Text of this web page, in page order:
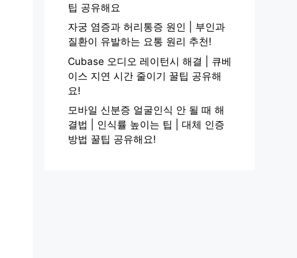
팁 공유해요
자궁 염증과 허리통증 원인 | 부인과
질환이 유발하는 요통 원리 추천!
Cubase 오디오 레이턴시 해결 | 큐베
이스 지연 시간 줄이기 꿀팁 공유해
요!
모바일 신분증 얼굴인식 안 될 때 해
결법 | 인식률 높이는 팁 | 대체 인증
방법 꿀팁 공유해요!